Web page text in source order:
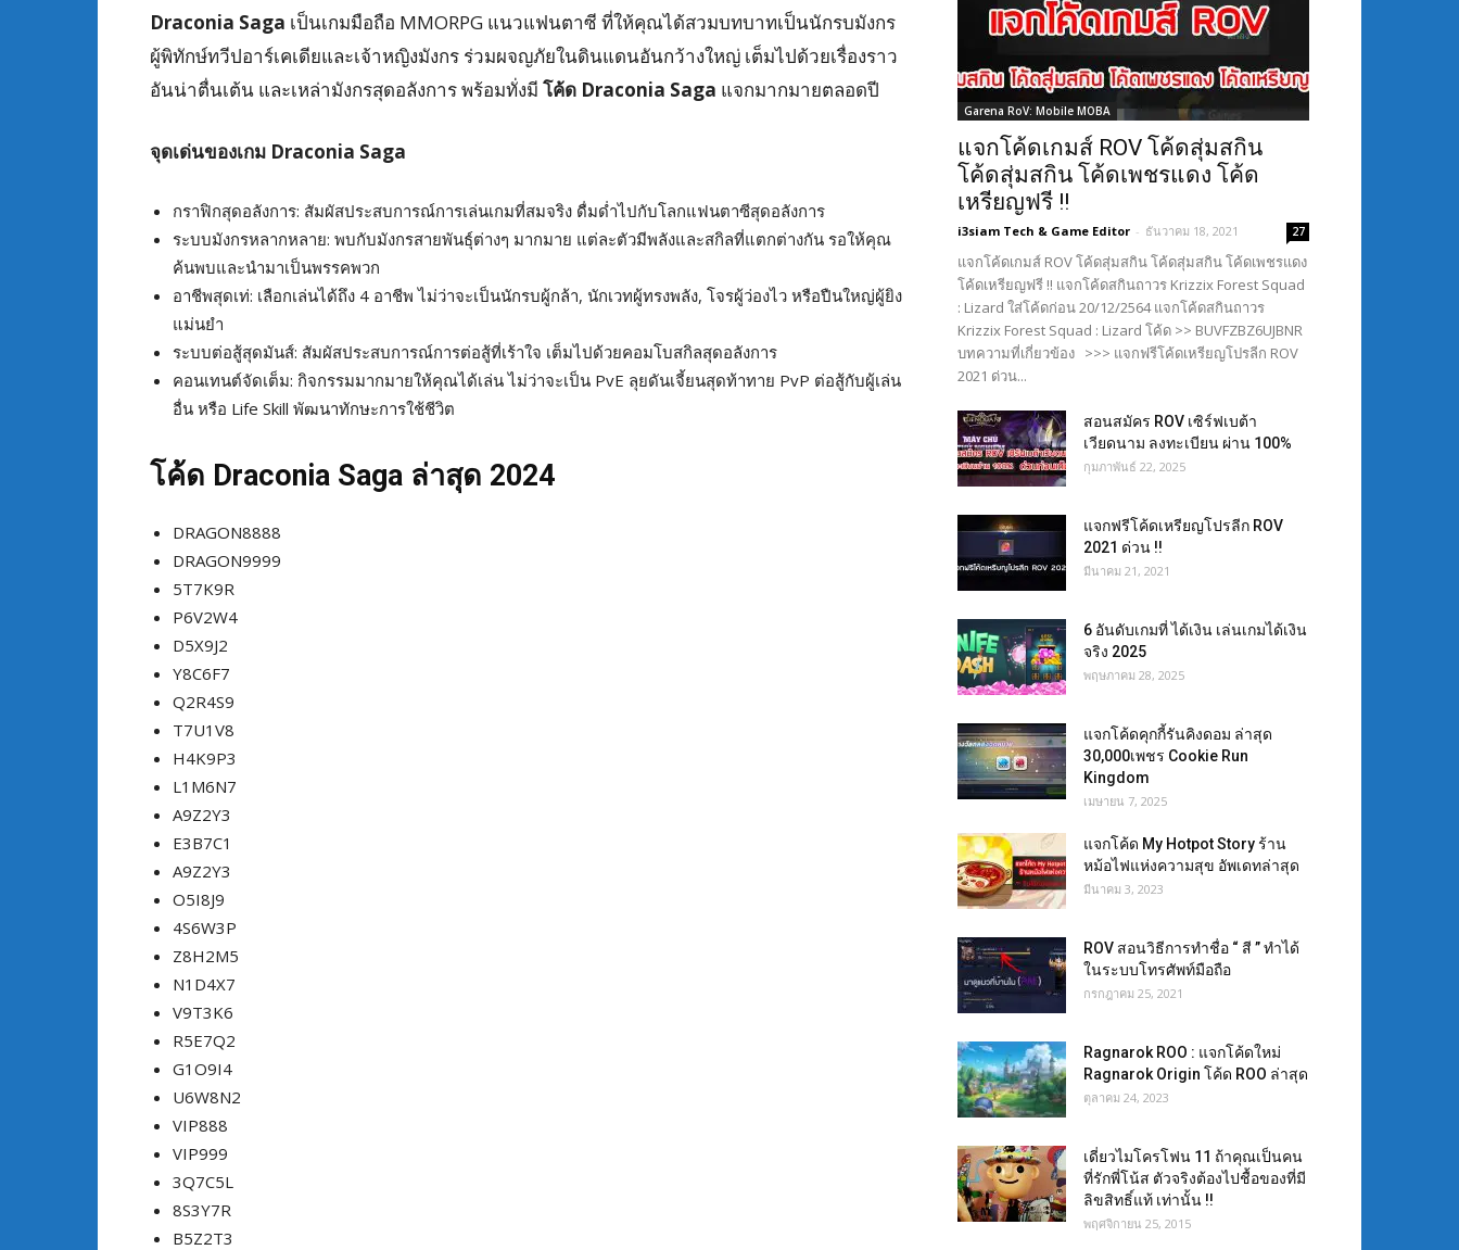
Draconia Saga เป็นเกมมือถือ MMORPG แนวแฟนตาซี ที่ให้คุณได้สวมบทบาทเป็นนักรบมังกร
ผู้พิทักษ์ทวีปอาร์เคเดียและเจ้าหญิงมังกร ร่วมผจญภัยในดินแดนอันกว้างใหญ่ เต็มไปด้วยเรื่องราว
อันน่าตื่นเต้น และเหล่ามังกรสุดอลังการ พร้อมทั่งมี โค้ด Draconia Saga แจกมากมายตลอดปี
จุดเด่นของเกม Draconia Saga
กราฟิกสุดอลังการ: สัมผัสประสบการณ์การเล่นเกมที่สมจริง ดื่มด่ำไปกับโลกแฟนตาซีสุดอลังการ
ระบบมังกรหลากหลาย: พบกับมังกรสายพันธุ์ต่างๆ มากมาย แต่ละตัวมีพลังและสกิลที่แตกต่างกัน รอให้คุณ
ค้นพบและนำมาเป็นพรรคพวก
อาชีพสุดเท่: เลือกเล่นได้ถึง 4 อาชีพ ไม่ว่าจะเป็นนักรบผู้กล้า, นักเวทผู้ทรงพลัง, โจรผู้ว่องไว หรือปืนใหญ่ผู้ยิง
แม่นยำ
ระบบต่อสู้สุดมันส์: สัมผัสประสบการณ์การต่อสู้ที่เร้าใจ เต็มไปด้วยคอมโบสกิลสุดอลังการ
คอนเทนต์จัดเต็ม: กิจกรรมมากมายให้คุณได้เล่น ไม่ว่าจะเป็น PvE ลุยดันเจี้ยนสุดท้าทาย PvP ต่อสู้กับผู้เล่น
อื่น หรือ Life Skill พัฒนาทักษะการใช้ชีวิต
โค้ด Draconia Saga ล่าสุด 2024
DRAGON8888
DRAGON9999
5T7K9R
P6V2W4
D5X9J2
Y8C6F7
Q2R4S9
T7U1V8
H4K9P3
L1M6N7
A9Z2Y3
E3B7C1
A9Z2Y3
O5I8J9
4S6W3P
Z8H2M5
N1D4X7
V9T3K6
R5E7Q2
G1O9I4
U6W8N2
VIP888
VIP999
3Q7C5L
8S3Y7R
B5Z2T3
Garena RoV: Mobile MOBA
แจกโค้ดเกมส์ ROV โค้ดสุ่มสกิน
โค้ดสุ่มสกิน โค้ดเพชรแดง โค้ด
เหรียญฟรี !!
i3siam Tech & Game Editor - ธันวาคม 18, 2021 27
แจกโค้ดเกมส์ ROV โค้ดสุ่มสกิน โค้ดสุ่มสกิน โค้ดเพชรแดง
โค้ดเหรียญฟรี !! แจกโค้ดสกินถาวร Krizzix Forest Squad
: Lizard ใส่โค้ดก่อน 20/12/2564 แจกโค้ดสกินถาวร
Krizzix Forest Squad : Lizard โค้ด >> BUVFZBZ6UJBNR
บทความที่เกี่ยวข้อง >>> แจกฟรีโค้ดเหรียญโปรลีก ROV
2021 ด่วน...
สอนสมัคร ROV เซิร์ฟเบต้า
เวียดนาม ลงทะเบียน ผ่าน 100%
กุมภาพันธ์ 22, 2025
แจกฟรีโค้ดเหรียญโปรลีก ROV
2021 ด่วน !!
มีนาคม 21, 2021
6 อันดับเกมที่ ได้เงิน เล่นเกมได้เงิน
จริง 2025
พฤษภาคม 28, 2025
แจกโค้ดคุกกี้รันคิงดอม ล่าสุด
30,000เพชร Cookie Run
Kingdom
เมษายน 7, 2025
แจกโค้ด My Hotpot Story ร้าน
หม้อไฟแห่งความสุข อัพเดทล่าสุด
มีนาคม 3, 2023
ROV สอนวิธีการทำชื่อ “ สี ” ทำได้
ในระบบโทรศัพท์มือถือ
กรกฎาคม 25, 2021
Ragnarok ROO : แจกโค้ดใหม่
Ragnarok Origin โค้ด ROO ล่าสุด
ตุลาคม 24, 2023
เดี่ยวไมโครโฟน 11 ถ้าคุณเป็นคน
ที่รักพี่โน้ส ตัวจริงต้องไปชื้อของที่มี
ลิขสิทธิ์แท้ เท่านั้น !!
พฤศจิกายน 25, 2015